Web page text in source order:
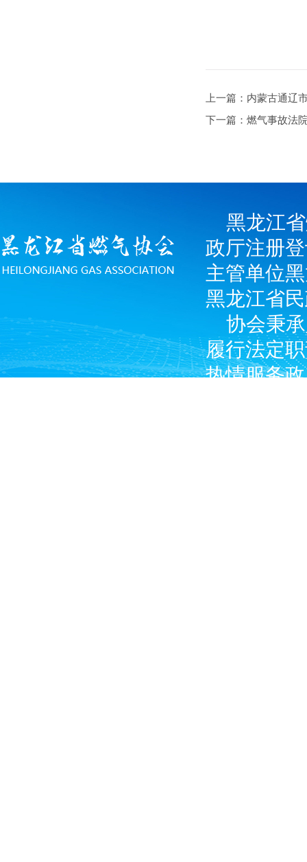
上一篇：内蒙古通辽
下一篇：燃气事故法
黑龙江
政厅注册
主管单位
黑龙江省
协会秉
履行法定
热情服务